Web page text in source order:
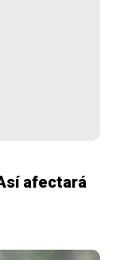
afectará